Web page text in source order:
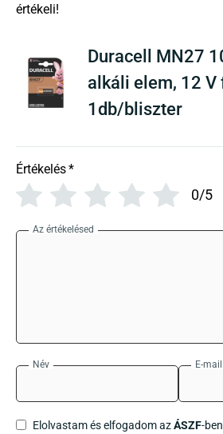
Duracell MN27
alkáli elem, 12 V
1db/bliszter
Értékelés*
0/5
Az értékelésed
Név E-mail
Elolvastam és elfogadom azÁSZF-